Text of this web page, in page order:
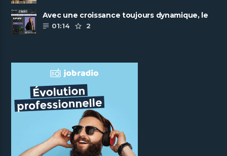
Avec une croissance toujours dynamique, le
groupe Scalian continue de ......
01:14 2